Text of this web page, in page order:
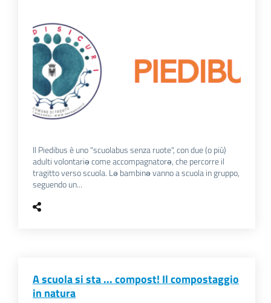
Il Piedibus è uno "scuolabus senza ruote", con due (o più)
adulti volontariə come accompagnatorə, che percorre il
tragitto verso scuola. Lə bambinə vanno a scuola in gruppo,
seguendo un...
A scuola si sta ... compost! Il compostaggio
in natura